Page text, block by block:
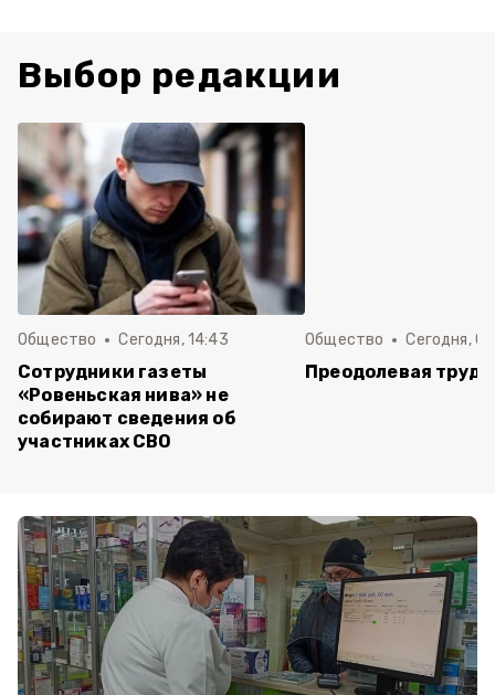
Выбор редакции
Общество Сегодня, 14:43
Сотрудники газеты
«Ровеньская нива» не
собирают сведения об
участниках СВО
Общество Сегодня,
Преодолевая